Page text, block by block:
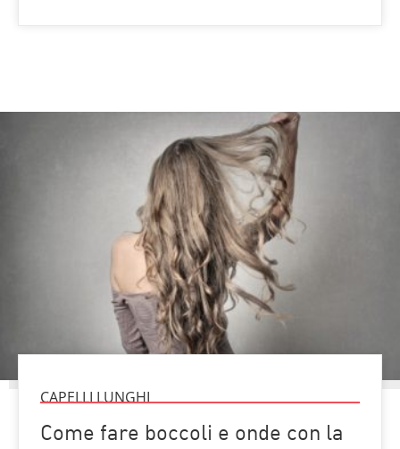
CAPELLI LUNGHI
Come fare boccoli e onde con la